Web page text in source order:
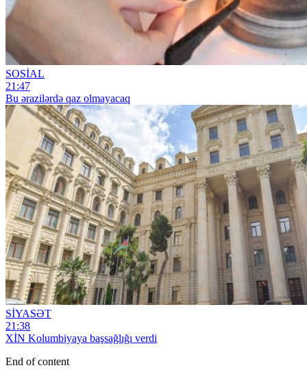
SOSİAL
21:47
Bu ərazilərdə qaz olmayacaq
SİYASƏT
21:38
XİN Kolumbiyaya başsağlığı verdi
End of content